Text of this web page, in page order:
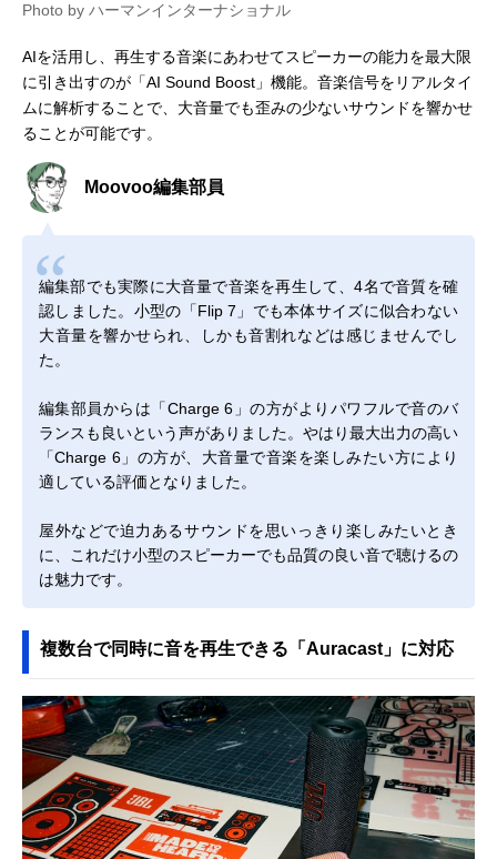
Photo by ハーマンインターナショナル
AIを活用し、再生する音楽にあわせてスピーカーの能力を最大限
に引き出すのが「AI Sound Boost」機能。音楽信号をリアルタイ
ムに解析することで、大音量でも歪みの少ないサウンドを響かせ
ることが可能です。
Moovoo編集部員
編集部でも実際に大音量で音楽を再生して、4名で音質を確
認しました。小型の「Flip 7」でも本体サイズに似合わない
大音量を響かせられ、しかも音割れなどは感じませんでし
た。
編集部員からは「Charge 6」の方がよりパワフルで音のバ
ランスも良いという声がありました。やはり最大出力の高い
「Charge 6」の方が、大音量で音楽を楽しみたい方により
適している評価となりました。
屋外などで迫力あるサウンドを思いっきり楽しみたいとき
に、これだけ小型のスピーカーでも品質の良い音で聴けるの
は魅力です。
複数台で同時に音を再生できる「Auracast」に対応